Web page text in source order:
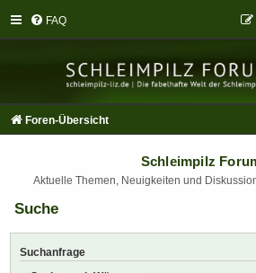
FAQ
Foren-Übersicht
Schleimpilz
Aktuelle Themen, Neuigkeiten und
Suche
Suchanfrage